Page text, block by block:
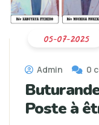
Admin 0
Poste à
05-07-2025